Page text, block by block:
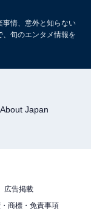
事情、意外と知らない
旬のエンタメ情報を
Japan
広告掲載
商標・免責事項